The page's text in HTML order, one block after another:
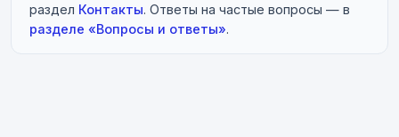
раздел Контакты. Ответы на частые вопросы — в
разделе «Вопросы и ответы».